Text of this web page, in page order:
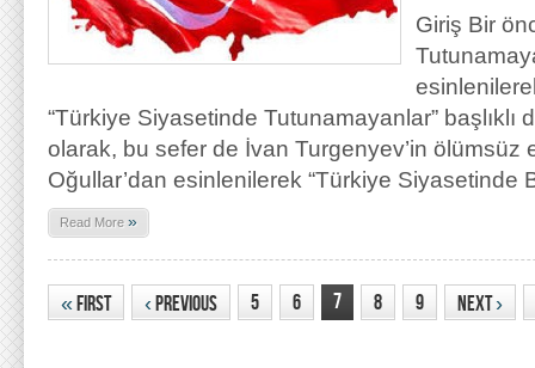
Giriş Bir
“Türkiye Siyasetinde Tutunamayanlar” başlıklı
olarak, bu sefer de İvan Turgenyev’in ölümsüz
Oğullar’dan esinlenilerek “Türkiye Siyasetinde
Read More »
« First ‹ Previous 5 6 7 8 9 Next›